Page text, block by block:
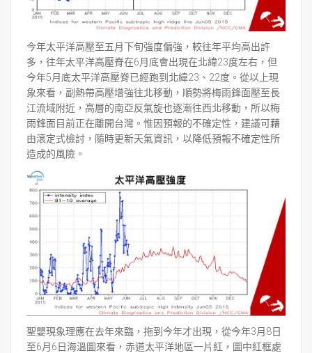
今年太平洋高壓至五月下旬強度偏強，較往年平均高出許
多，往年太平洋高壓脊在6月底會出現在北緯23度左右，但
今年5月底太平洋高壓脊已經跑到北緯23、22度。從以上現
象來看，副熱帶高壓增強往北移動，順勢將梅雨鋒面壓至長
江流域附近，高層的南亞反氣旋也逐漸往西北移動，所以梅
雨鋒面目前正在離開台灣。惟因預報的不確定性，建議可藉
由滾定式檢討，隨時更新天氣資訊，以降低預報不確定性所
造成的風險。
聖嬰現象理應在去年來臨，拖到今年才出現，從今年3月8日
至6月6日海溫圖來看，赤道太平洋地區一片紅，圖中紅框處